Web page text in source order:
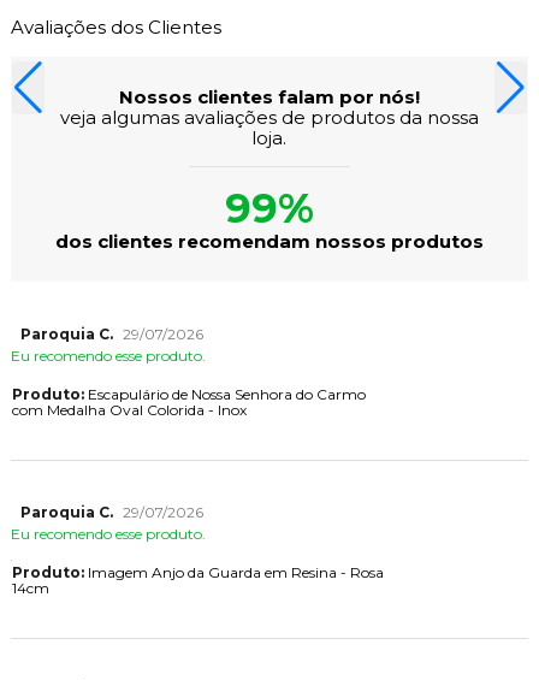
Avaliações dos Clientes
Nossos clientes falam por nós!
veja algumas avaliações de produtos da nossa
loja.
99%
dos clientes recomendam nossos produtos
Paroquia C. 29/07/2026
Eu recomendo esse produto.
Produto:Escapulário de Nossa Senhora do Carmo
com Medalha Oval Colorida - Inox
Paroquia C. 29/07/2026
Eu recomendo esse produto.
Produto:Imagem Anjo da Guarda em Resina - Rosa
14cm